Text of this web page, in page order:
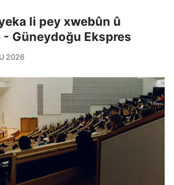
li pey xwebûn û
Güneydoğu Ekspres
2026